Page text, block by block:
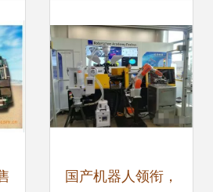
国产机器人领衔，